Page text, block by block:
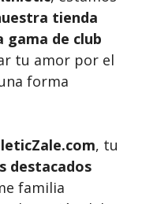
tienda
gama de club
tu amor por el
forma
, tu
destacados
familia